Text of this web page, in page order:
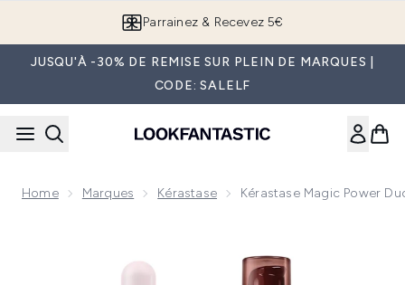
Parrainez & Recevez 5€
JUSQU'À -30% DE REMISE SUR PLEIN DE MARQUES |
CODE: SALELF
Home Marques Kérastase Kérastase Magic Power